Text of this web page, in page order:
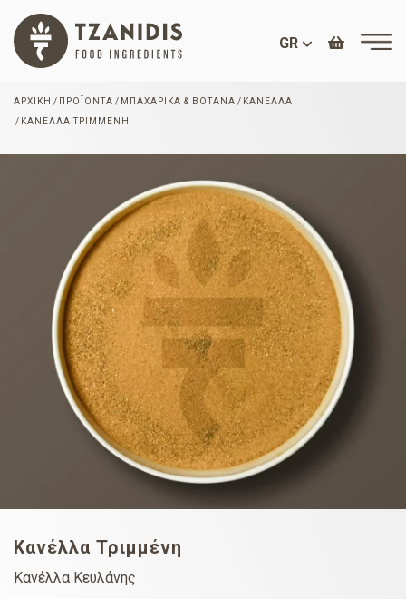
GR
ΑΡΧΙΚΉ ΠΡΟΪΌΝΤΑ ΜΠΑΧΑΡΙΚΆ & ΒΌΤΑΝΑ
ΚΑΝΈΛΛΑ
ΚΑΝΈΛΛΑ ΤΡΙΜΜΈΝΗ
Κανέλλα Τριμμένη
Κανέλλα Κευλάνης